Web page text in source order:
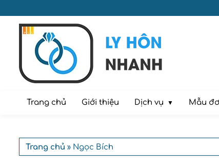
Trang chủ Giới thiệu Dịch vụ Mẫu
Trang chủ » Ngọc Bích